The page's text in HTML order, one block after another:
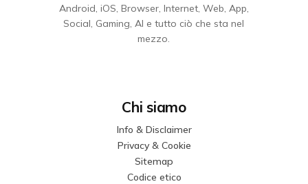
Android, iOS, Browser, Internet, Web, App,
Social, Gaming, AI e tutto ciò che sta nel
mezzo.
Chi siamo
Info & Disclaimer
Privacy & Cookie
Sitemap
Codice etico